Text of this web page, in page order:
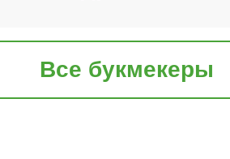
Все букмекеры